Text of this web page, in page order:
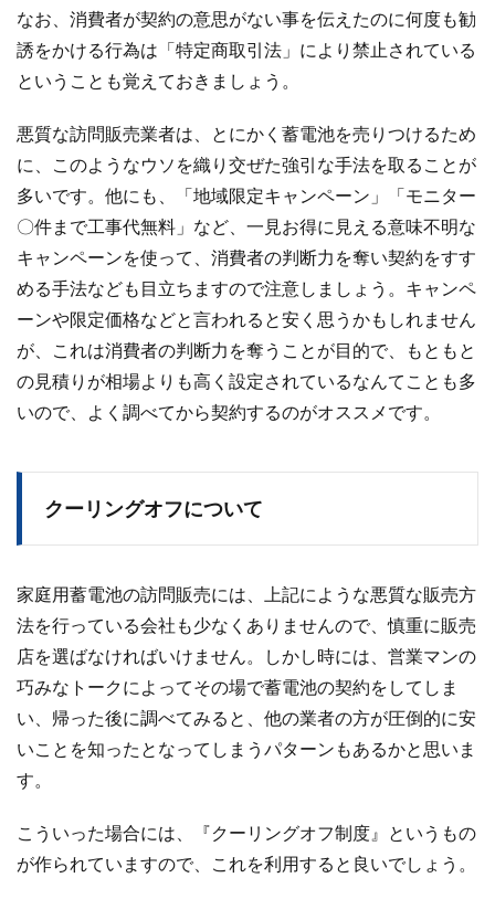
なお、消費者が契約の意思がない事を伝えたのに何度も勧
誘をかける行為は「特定商取引法」により禁止されている
ということも覚えておきましょう。
悪質な訪問販売業者は、とにかく蓄電池を売りつけるため
に、このようなウソを織り交ぜた強引な手法を取ることが
多いです。他にも、「地域限定キャンペーン」「モニター
〇件まで工事代無料」など、一見お得に見える意味不明な
キャンペーンを使って、消費者の判断力を奪い契約をすす
める手法なども目立ちますので注意しましょう。キャンペ
ーンや限定価格などと言われると安く思うかもしれません
が、これは消費者の判断力を奪うことが目的で、
もともと
の見積りが相場よりも高く設定されているなんてことも多
いので、よく調べてから契約するのがオススメです。
クーリングオフについて
家庭用蓄電池の訪問販売には、上記にような悪質な販売方
法を行っている会社も少なくありませんので、慎重に販売
店を選ばなければいけません。しかし時には、営業マンの
巧みなトークによってその場で蓄電池の契約をしてしま
い、帰った後に調べてみると、他の業者の方が圧倒的に安
いことを知ったとなってしまうパターンもあるかと思いま
す。
こういった場合には、『クーリングオフ制度』というもの
が作られていますので、これを利用すると良いでしょう。